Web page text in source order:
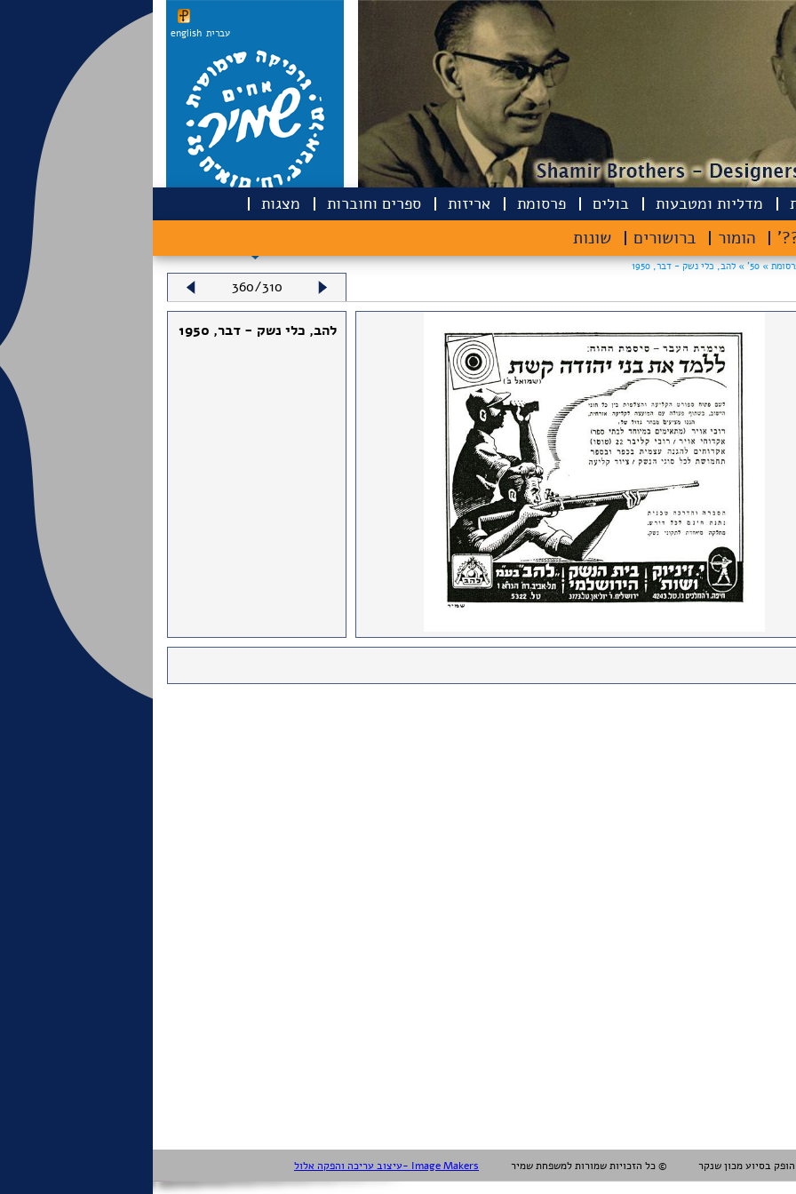
english עברית
מדליות ומטבעות בולים פרסומת
הומור ברושורים שונות
אריזות ספרים וחוברות
מצגות
»
50' » להב, כלי נשק - דבר, 1950
360/310
להב, כלי נשק - דבר, 1950
עיצוב עריכה והפקה אלול- Image Makers